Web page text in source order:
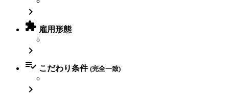

 雇用形態

 こだわり条件 (完全一致)
